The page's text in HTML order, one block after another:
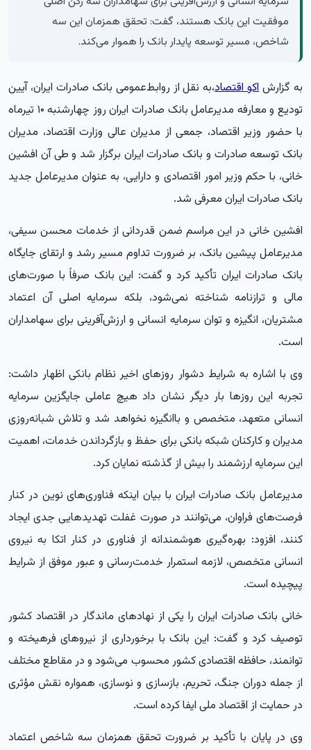
موفقیت این بانک هستند، گفت: تحقق همزمان این سه
شاخص، مسیر توسعه پایدار بانک را هموار می‌کند.
به گزارشاکو اقتصاد،به نقل از روابط‌عمومی بانک صادرات ایران، آیین
تودیع و معارفه مدیرعامل بانک صادرات ایران روز چهارشنبه ۱۰ تیرماه
با حضور وزیر اقتصاد، جمعی از مدیران عالی وزارت اقتصاد، مدیران
بانک توسعه صادرات و بانک صادرات ایران برگزار شد و طی آن افشین
خانی، با حکم وزیر امور اقتصادی و دارایی، به عنوان مدیرعامل جدید
بانک صادرات ایران معرفی شد.
افشین خانی در این مراسم ضمن قدردانی از خدمات محسن سیفی،
مدیرعامل پیشین بانک، بر ضرورت تداوم مسیر رشد و ارتقای جایگاه
بانک صادرات ایران تأکید کرد و گفت: این بانک صرفاً با صورت‌های
مالی و ترازنامه شناخته نمی‌شود، بلکه سرمایه اصلی آن اعتماد
مشتریان، انگیزه و توان سرمایه انسانی و ارزش‌آفرینی برای سهامداران
است.
وی با اشاره به شرایط دشوار روزهای اخیر نظام بانکی اظهار داشت:
تجربه این روزها بار دیگر نشان داد هیچ عاملی جایگزین سرمایه
انسانی متعهد، متخصص و باانگیزه نخواهد شد و تلاش شبانه‌روزی
مدیران و کارکنان شبکه بانکی برای حفظ و بازگرداندن خدمات، اهمیت
این سرمایه ارزشمند را بیش از گذشته نمایان کرد.
مدیرعامل بانک صادرات ایران با بیان اینکه فناوری‌های نوین در کنار
فرصت‌های فراوان، می‌توانند در صورت غفلت تهدیدهایی جدی ایجاد
کنند، افزود: بهره‌گیری هوشمندانه از فناوری در کنار اتکا به نیروی
انسانی متخصص، لازمه استمرار خدمت‌رسانی و عبور موفق از شرایط
پیچیده است.
خانی بانک صادرات ایران را یکی از نهادهای ماندگار در اقتصاد کشور
توصیف کرد و گفت: این بانک با برخورداری از نیروهای فرهیخته و
توانمند، حافظه اقتصادی کشور محسوب می‌شود و در مقاطع مختلف
از جمله دوران جنگ، تحریم، بازسازی و نوسازی، همواره نقش مؤثری
در حمایت از اقتصاد ملی ایفا کرده است.
وی در پایان با تأکید بر ضرورت تحقق همزمان سه شاخص اعتماد